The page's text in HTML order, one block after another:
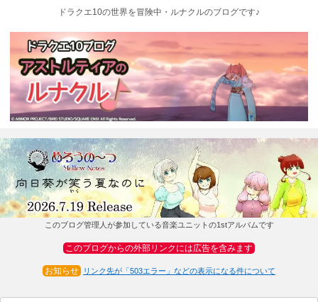
ドラクエ10の世界を冒険中・ルナクルのブログです♪
このブログ管理人が参加している音楽ユニットの1stアルバムです
このブログからの外部リンクには広告を含みます
お知らせ リンク先が「503エラー」などの表示になる件について